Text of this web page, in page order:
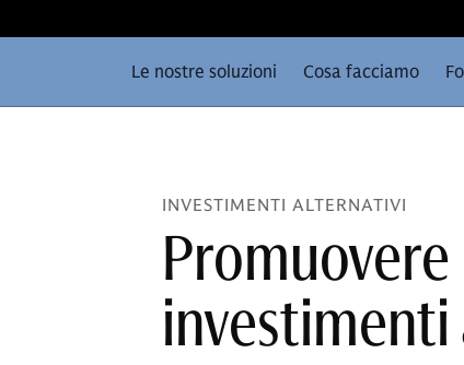
Le nostre soluzioni Cosa facciamo
INVESTIMENTI ALTERNATIVI